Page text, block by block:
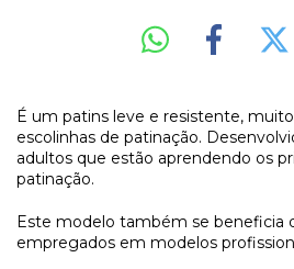
É um patins leve e resistente,
escolinhas de patinação.
adultos que estão aprendendo os
patinação.
Este modelo também se beneficia
empregados em modelos